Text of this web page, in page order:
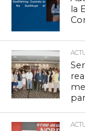
la